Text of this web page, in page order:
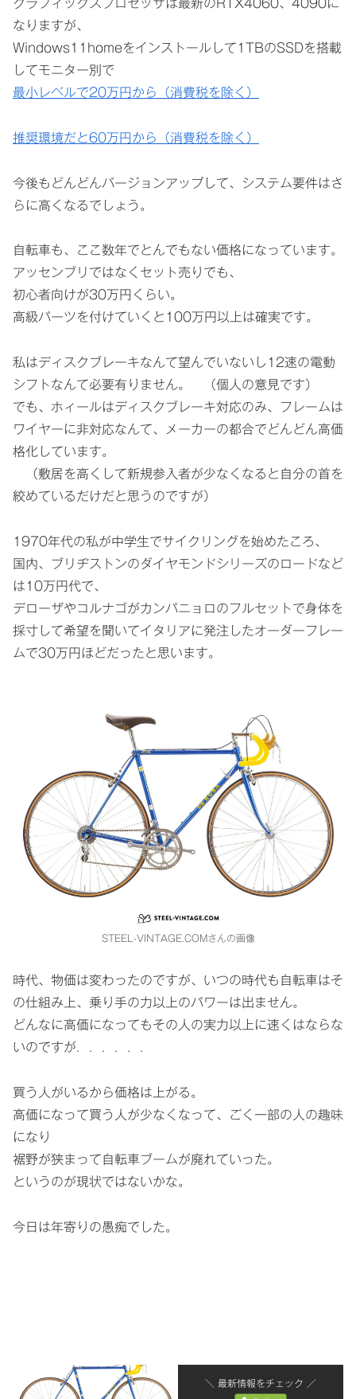
グラフィックスプロセッサは最新のRTX4060、4090に
なりますが、
Windows11homeをインストールして1TBのSSDを搭載
してモニター別で
最小レベルで20万円から（消費税を除く）
推奨環境だと60万円から（消費税を除く）
今後もどんどんバージョンアップして、システム要件はさ
らに高くなるでしょう。
自転車も、ここ数年でとんでもない価格になっています。
アッセンブリではなくセット売りでも、
初心者向けが30万円くらい。
高級パーツを付けていくと100万円以上は確実です。
私はディスクブレーキなんて望んでいないし12速の電動
シフトなんて必要有りません。 （個人の意見です）
でも、ホィールはディスクブレーキ対応のみ、フレームは
ワイヤーに非対応なんて、メーカーの都合でどんどん高価
格化しています。
（敷居を高くして新規参入者が少なくなると自分の首を
絞めているだけだと思うのですが）
1970年代の私が中学生でサイクリングを始めたころ、
国内、ブリヂストンのダイヤモンドシリーズのロードなど
は10万円代で、
デローザやコルナゴがカンパニョロのフルセットで身体を
採寸して希望を聞いてイタリアに発注したオーダーフレー
ムで30万円ほどだったと思います。
STEEL-VINTAGE.COMさんの画像
時代、物価は変わったのですが、いつの時代も自転車はそ
の仕組み上、乗り手の力以上のパワーは出ません。
どんなに高価になってもその人の実力以上に速くはならな
いのですが．．．．．．
買う人がいるから価格は上がる。
高価になって買う人が少なくなって、ごく一部の人の趣味
になり
裾野が狭まって自転車ブームが廃れていった。
というのが現状ではないかな。
今日は年寄りの愚痴でした。
＼ 最新情報をチェック ／